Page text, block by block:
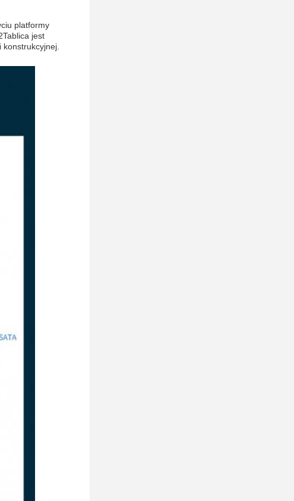
platformy
jest